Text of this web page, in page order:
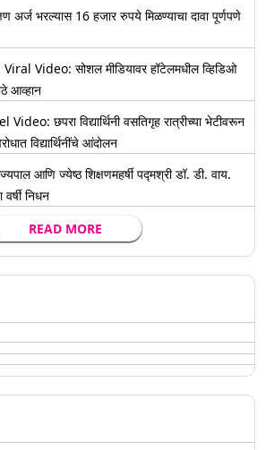
अर्ज भरल्यास 16 हजार रुपये मिळण्याचा दावा पूर्णपणे
Video: सोशल मीडियावर हॉटेलमधील व्हिडिओ
आव्हान
छपरा विद्यार्थिनी वसतिगृह रात्रीच्या भेटीवरून
विद्यार्थिनींचे आंदोलन
आणि ज्येष्ठ शिक्षणमहर्षी पद्मश्री डॉ. डी. वाय.
निधन
READ MORE